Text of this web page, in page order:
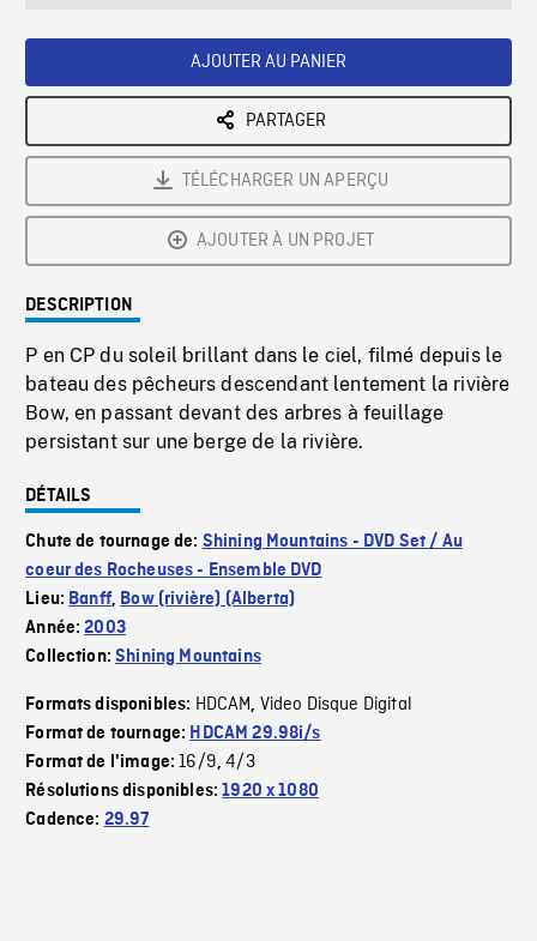
AJOUTER AU PANIER
PARTAGER
TÉLÉCHARGER UN APERÇU
AJOUTER À UN PROJET
DESCRIPTION
P en CP du soleil brillant dans le ciel, filmé depuis le
bateau des pêcheurs descendant lentement la rivière
Bow, en passant devant des arbres à feuillage
persistant sur une berge de la rivière.
DÉTAILS
Chute de tournage de: Shining Mountains - DVD Set / Au
coeur des Rocheuses - Ensemble DVD
Lieu: Banff, Bow (rivière) (Alberta)
Année:2003
Collection:Shining Mountains
Formats disponibles: HDCAM, Video Disque Digital
Format de tournage: HDCAM 29.98i/s
Format de l'image:16/9,4/3
Résolutions disponibles:1920 x 1080
Cadence: 29.97